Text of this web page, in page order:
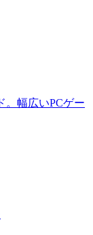
。幅広いPCゲー